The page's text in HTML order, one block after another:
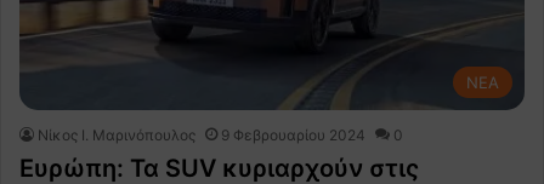
NEA
Nίκος Ι. Mαρινόπουλος 9 Φεβρουαρίου 2024 0
Ευρώπη: Τα SUV κυριαρχούν στις